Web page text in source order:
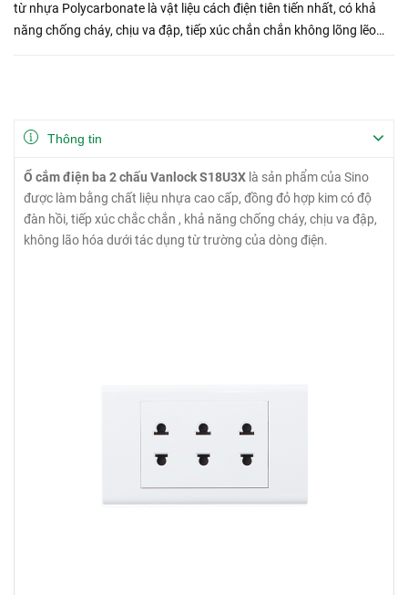
từ nhựa Polycarbonate là vật liệu cách điện tiên tiến nhất, có khả
năng chống cháy, chịu va đập, tiếp xúc chắn chắn không lõng lẽo
Thông tin
Ổ cắm điện ba 2 chấu Vanlock S18U3X là sản phẩm của Sino
được làm bằng chất liệu nhựa cao cấp, đồng đỏ hợp kim có độ
đàn hồi, tiếp xúc chắc chắn , khả năng chống cháy, chịu va đập,
không lão hóa dưới tác dụng từ trường của dòng điện.